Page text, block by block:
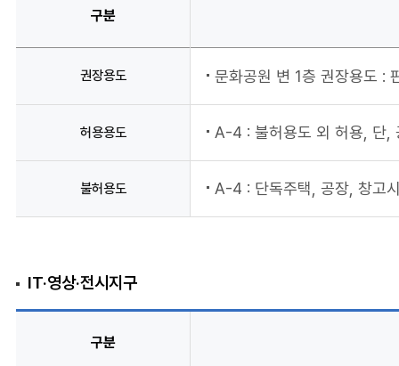
구분
권장용도 문화공원 변 1층 권장용도 :
허용용도 A-4 : 불허용도 외 허용, 단,
불허용도 A-4 : 단독주택, 공장, 창고
IT·영상·전시지구
구분